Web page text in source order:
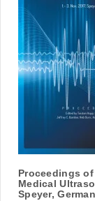
Proceedings
Medical
Speyer,